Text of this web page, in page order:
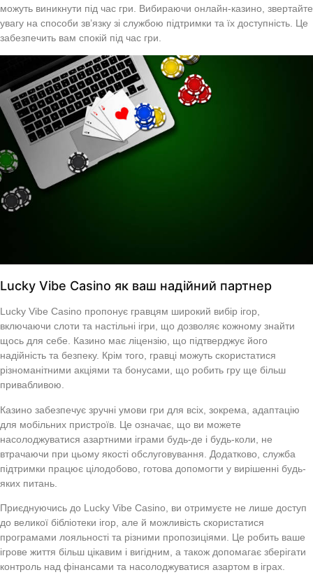
можуть виникнути під час гри. Вибираючи онлайн-казино, звертайте
увагу на способи зв’язку зі службою підтримки та їх доступність. Це
забезпечить вам спокій під час гри.
Lucky Vibe Casino як ваш надійний партнер
Lucky Vibe Casino пропонує гравцям широкий вибір ігор,
включаючи слоти та настільні ігри, що дозволяє кожному знайти
щось для себе. Казино має ліцензію, що підтверджує його
надійність та безпеку. Крім того, гравці можуть скористатися
різноманітними акціями та бонусами, що робить гру ще більш
привабливою.
Казино забезпечує зручні умови гри для всіх, зокрема, адаптацію
для мобільних пристроїв. Це означає, що ви можете
насолоджуватися азартними іграми будь-де і будь-коли, не
втрачаючи при цьому якості обслуговування. Додатково, служба
підтримки працює цілодобово, готова допомогти у вирішенні будь-
яких питань.
Приєднуючись до Lucky Vibe Casino, ви отримуєте не лише доступ
до великої бібліотеки ігор, але й можливість скористатися
програмами лояльності та різними пропозиціями. Це робить ваше
ігрове життя більш цікавим і вигідним, а також допомагає зберігати
контроль над фінансами та насолоджуватися азартом в іграх.